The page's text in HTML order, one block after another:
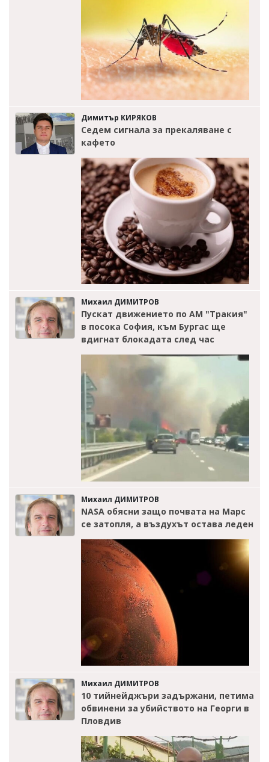
Димитър КИРЯКОВ
Седем сигнала за прекаляване с
кафето
Михаил ДИМИТРОВ
Пускат движението по АМ "Тракия"
в посока София, към Бургас ще
вдигнат блокадата след час
Михаил ДИМИТРОВ
NASA обясни защо почвата на Марс
се затопля, а въздухът остава леден
Михаил ДИМИТРОВ
10 тийнейджъри задържани, петима
обвинени за убийството на Георги в
Пловдив